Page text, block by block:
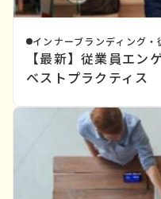
【最新】従業員エン
ベストプラクティス
インナーブランディング